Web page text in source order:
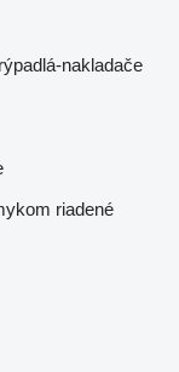
rýpadlá-nakladače
riadené